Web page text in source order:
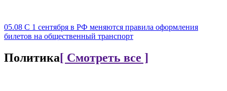
05.08 С 1 сентября в РФ меняются правила оформления
билетов на общественный транспорт
Политика[ Смотреть все ]